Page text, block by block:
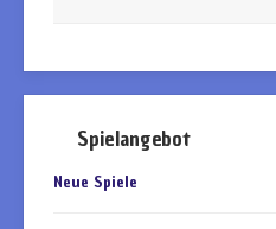
Spielangebot
Neue Spiele